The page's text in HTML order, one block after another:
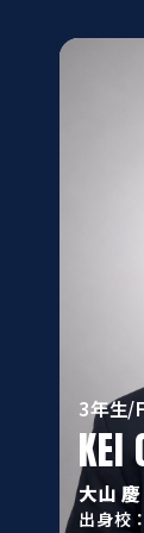
3年生/
KEI
大山 慶
出身校